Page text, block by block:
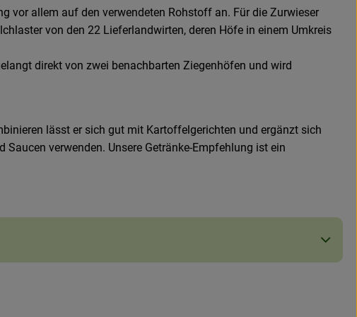
vor allem auf den verwendeten Rohstoff an. Für die Zurwieser
von den 22 Lieferlandwirten, deren Höfe in einem Umkreis
direkt von zwei benachbarten Ziegenhöfen und wird
lässt er sich gut mit Kartoffelgerichten und ergänzt sich
verwenden. Unsere Getränke-Empfehlung ist ein